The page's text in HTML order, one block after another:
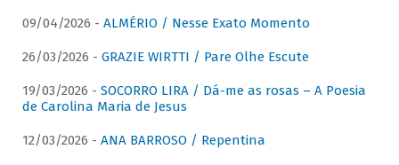
09/04/2026 - ALMÉRIO / Nesse Exato Momento
26/03/2026 - GRAZIE WIRTTI / Pare Olhe Escute
19/03/2026 - SOCORRO LIRA / Dá-me as rosas – A Poesia
de Carolina Maria de Jesus
12/03/2026 - ANA BARROSO / Repentina